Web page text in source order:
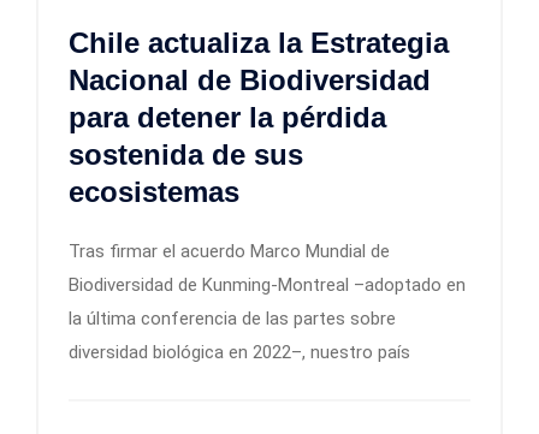
Chile actualiza la Estrategia
Nacional de Biodiversidad
para detener la pérdida
sostenida de sus
ecosistemas
Tras firmar el acuerdo Marco Mundial de
Biodiversidad de Kunming-Montreal –adoptado en
la última conferencia de las partes sobre
diversidad biológica en 2022–, nuestro país